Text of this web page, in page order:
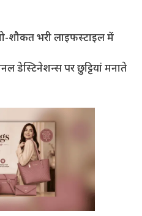
शौकत भरी लाइफस्टाइल में
डेस्टिनेशन्स पर छुट्टियां मनाते